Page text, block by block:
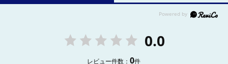
0.0
レビュー件数：0件